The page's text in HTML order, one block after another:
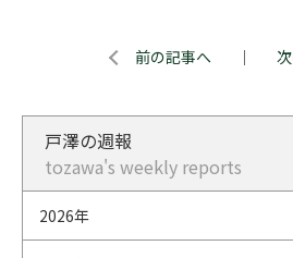
前の記事へ ｜
戸澤の週報
tozawa's weekly reports
2026年